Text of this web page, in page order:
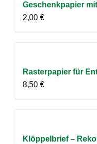
Geschenkpapier
2,00 €
Rasterpapier für
8,50 €
Klöppelbrief –